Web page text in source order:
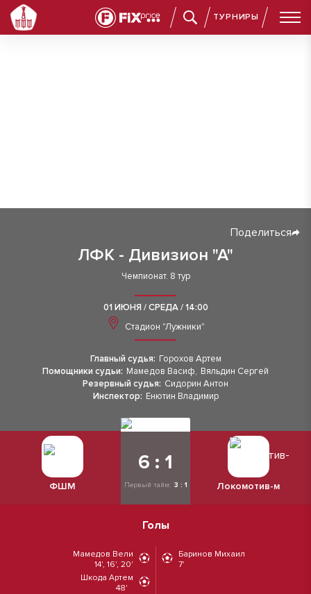
ТУРНИРЫ
ЛФК - Дивизион "А"
Поделиться
Чемпионат. 8 тур
01 ИЮНЯ / СРЕДА / 14:00
Стадион "Лужники"
Главный судья: Горохов Артем
Помощники судьи: Мамедов Васиф, Вяльдин Сергей
Резервный судья: Сидорин Антон
Инспектор: Енютин Владимир
ФШМ
6 : 1
Первый тайм: 3 : 1 Локомотив-м
Голы
Мамедов Вели
14', 16', 20'
Шкода Артем
48'
Баринов Михаил
7'